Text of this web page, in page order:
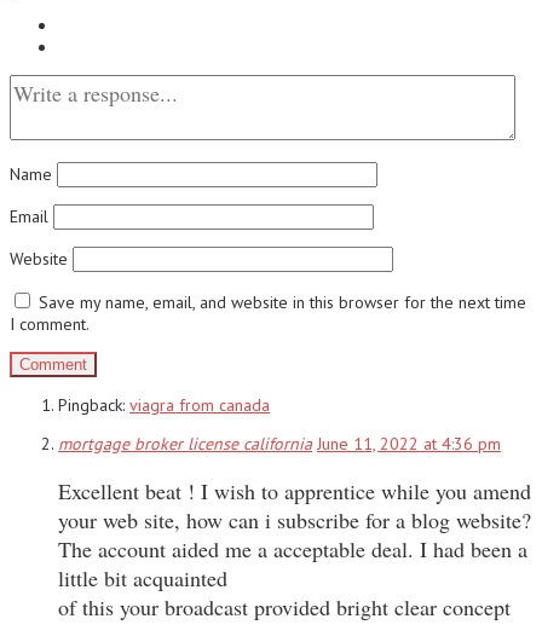
Name
Email
Website
Save my name, email, and website in this browser for the next time
I comment.
Pingback: viagra from canada
mortgage broker license california June 11, 2022 at 4:36 pm
Excellent beat ! I wish to apprentice while you amend
your web site, how can i subscribe for a blog website?
The account aided me a acceptable deal. I had been a
little bit acquainted
of this your broadcast provided bright clear concept